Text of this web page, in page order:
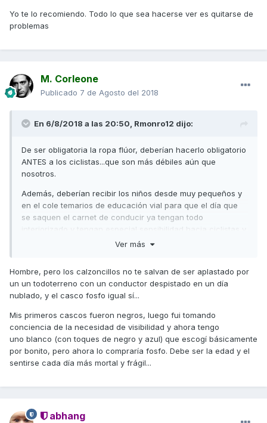
Yo te lo recomiendo. Todo lo que sea hacerse ver es quitarse de
problemas
M. Corleone
Publicado 7 de Agosto del 2018
En 6/8/2018 a las 20:50, Rmonro12 dijo:
De ser obligatoria la ropa flúor, deberían hacerlo obligatorio
ANTES a los ciclistas...que son más débiles aún que
nosotros.
Además, deberían recibir los niños desde muy pequeños y
en el cole temarios de educación vial para que el día que
se saquen el carnet de conducir ya tengan todo
interiorizado y tengan especial sensibilidad hacia ciclistas y
morteros sin van en coche e incluso que si sacan el carnet
Quizás acabemos como los cazadores que ya no van
camuflados al monte, sino que están obligados a llevar
bosque.
Personalmente NO me compraría un casco en flúor...
cuando me compro gallumbos me compro los que me
gustan aunque NO me los vea yo mismo cuando los utilizo...
Ver más
Hombre, pero los calzoncillos no te salvan de ser aplastado por
un un todoterreno con un conductor despistado en un día
nublado, y el casco fosfo igual sí...
Mis primeros cascos fueron negros, luego fui tomando
conciencia de la necesidad de visibilidad y ahora tengo
uno blanco (con toques de negro y azul) que escogí básicamente
por bonito, pero ahora lo compraría fosfo. Debe ser la edad y el
sentirse cada día más mortal y frágil...
abhang